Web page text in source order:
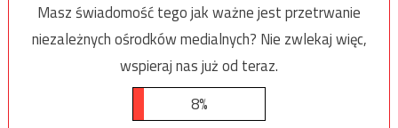
Masz świadomość tego jak ważne jest przetrwanie
niezależnych ośrodków medialnych? Nie zwlekaj więc,
wspieraj nas już od teraz.
8%